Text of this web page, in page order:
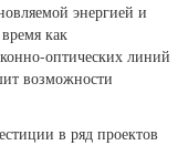
энергией и
как
оптических линий
возможности
в ряд проектов